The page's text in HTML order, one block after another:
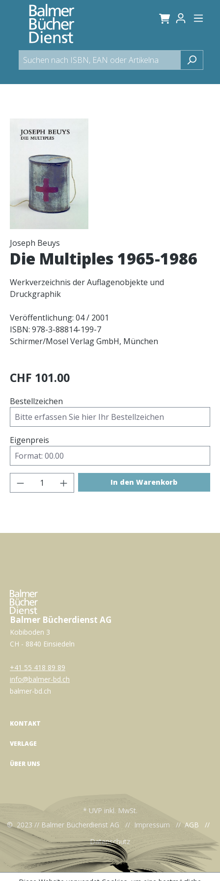
springen
Joseph Beuys
Die Multiples 1965-1986
Werkverzeichnis der Auflagenobjekte und
Druckgraphik
Veröffentlichung: 04 / 2001
ISBN: 978-3-88814-199-7
Schirmer/Mosel Verlag GmbH, München
CHF 101.00
Bestellzeichen
Eigenpreis
Produkt Anzahl: Gib den gewünschten
In den Warenkorb
Balmer Bücherdienst AG
Kobiboden 3
CH - 8840 Einsiedeln
+41 55 418 89 89
info@balmer-bd.ch
balmer-bd.ch
KONTAKT
VERLAGE
ÜBER UNS
* UVP inkl. MwSt.
© 2023 // Balmer Bücherdienst AG // Impressum // AGB //
Datenschutz